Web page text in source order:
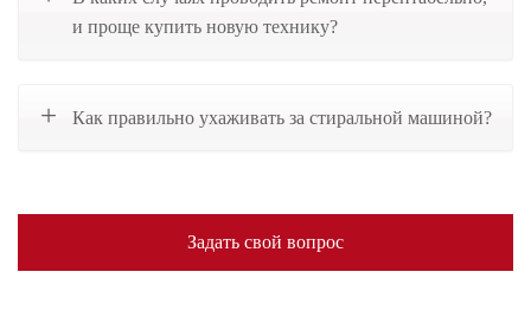
и проще купить новую технику?
Как правильно ухаживать за стиральной машиной?
Задать свой вопрос